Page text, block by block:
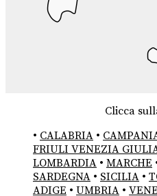
Clicca
• CALABRIA •
FRIULI VENEZIA
LOMBARDIA • MARCHE
SARDEGNA • SICILIA •
ADIGE • UMBRIA •